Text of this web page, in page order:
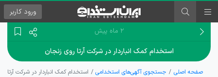
ورود کاربر
۲ ماه پیش
استخدام کمک انباردار در شرکت آرتا روی زنجان
صفحه اصلی جستجوی آگهی‌های استخدامی استخدام کمک انباردار در شرکت آرتا